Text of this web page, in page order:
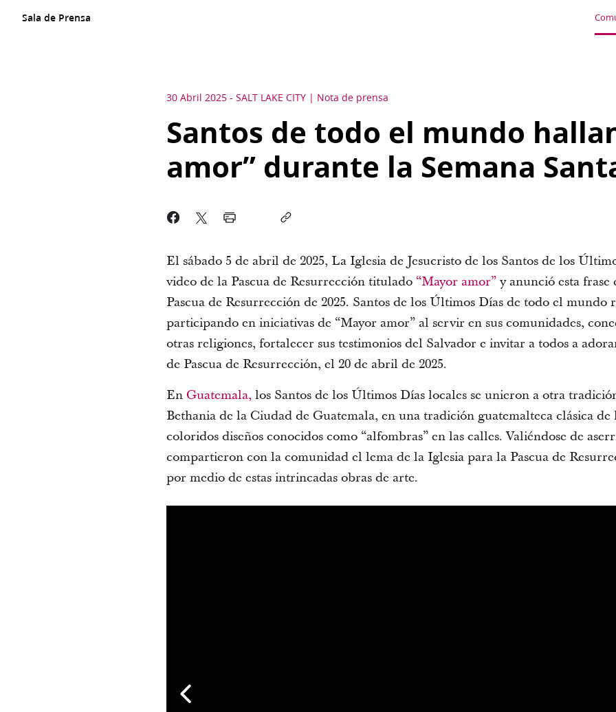
Sala de Prensa
30 Abril 2025 - SALT LAKE CITY Nota de prensa
Santos de todo el mundo
amor” durante la Semana
El sábado 5 de abril de 2025, La Iglesia de Jesucristo de los Santos de los
video de la Pascua de Resurrección titulado “Mayor amor”y anunció esta frase
Pascua de Resurrección de 2025. Santos de los Últimos Días de todo el mundo
participando en iniciativas de “Mayor amor” al servir en sus comunidades,
otras religiones, fortalecer sus testimonios del Salvador e invitar a todos a
de Pascua de Resurrección, el 20 de abril de 2025.
En Guatemala,los Santos de los Últimos Días locales se unieron a otra
Bethania de la Ciudad de Guatemala, en una tradición guatemalteca clásica de
coloridos diseños conocidos como “alfombras” en las calles. Valiéndose de
compartieron con la comunidad el lema de la Iglesia para la Pascua de
por medio de estas intrincadas obras de arte.